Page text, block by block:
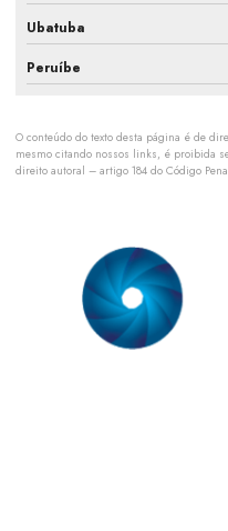
Manutenção de sistemas hvac
Orçamento para manutenção
Orçamento pmoc de ar
Plano de manutenção para
Plano de manutenção pmoc
Ubatuba
Peruíbe
O conteúdo do texto desta página é de
mesmo citando nossos links, é proibida
direito autoral – artigo 184 do Código